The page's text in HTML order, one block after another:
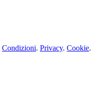
Condizioni. Privacy. Cookie.